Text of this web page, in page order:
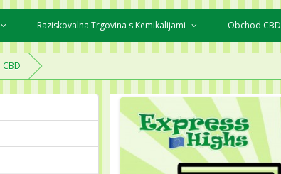
Raziskovalna Trgovina s Kemikalijami Obchod CBD